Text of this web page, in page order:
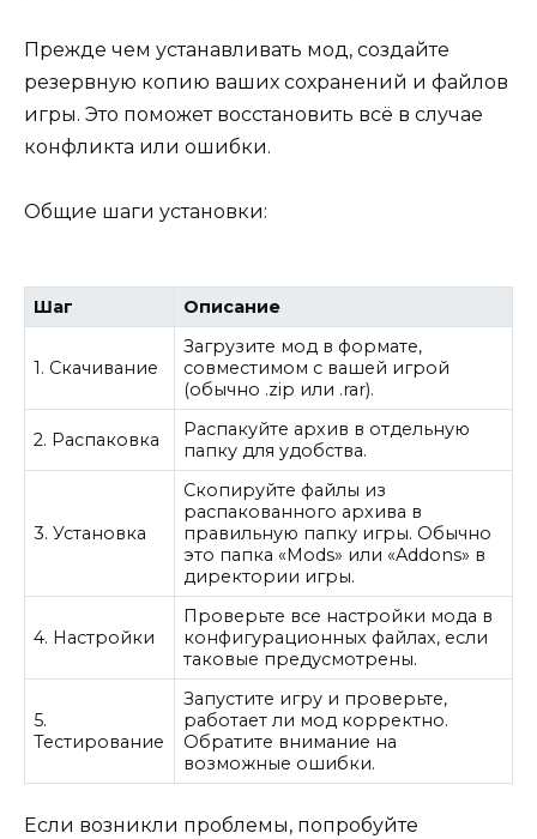
Прежде чем устанавливать мод, создайте
резервную копию ваших сохранений и файлов
игры. Это поможет восстановить всё в случае
конфликта или ошибки.
Общие шаги установки:
Шаг Описание
1. Скачивание
Загрузите мод в формате,
совместимом с вашей игрой
(обычно .zip или .rar).
2. Распаковка
Распакуйте архив в отдельную
папку для удобства.
3. Установка
Скопируйте файлы из
распакованного архива в
правильную папку игры. Обычно
это папка «Mods» или «Addons» в
директории игры.
4. Настройки
Проверьте все настройки мода в
конфигурационных файлах, если
таковые предусмотрены.
5.
Тестирование
Запустите игру и проверьте,
работает ли мод корректно.
Обратите внимание на
возможные ошибки.
Если возникли проблемы, попробуйте